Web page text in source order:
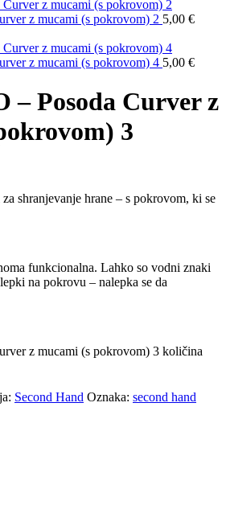
z mucami (s pokrovom) 2 5,00 €
z mucami (s pokrovom) 4 5,00 €
– Posoda Curver z
3
shranjevanje hrane – s pokrovom, ki se
funkcionalna. Lahko so vodni znaki
na pokrovu – nalepka se da
z mucami (s pokrovom) 3 količina
Second Hand Oznaka: second hand